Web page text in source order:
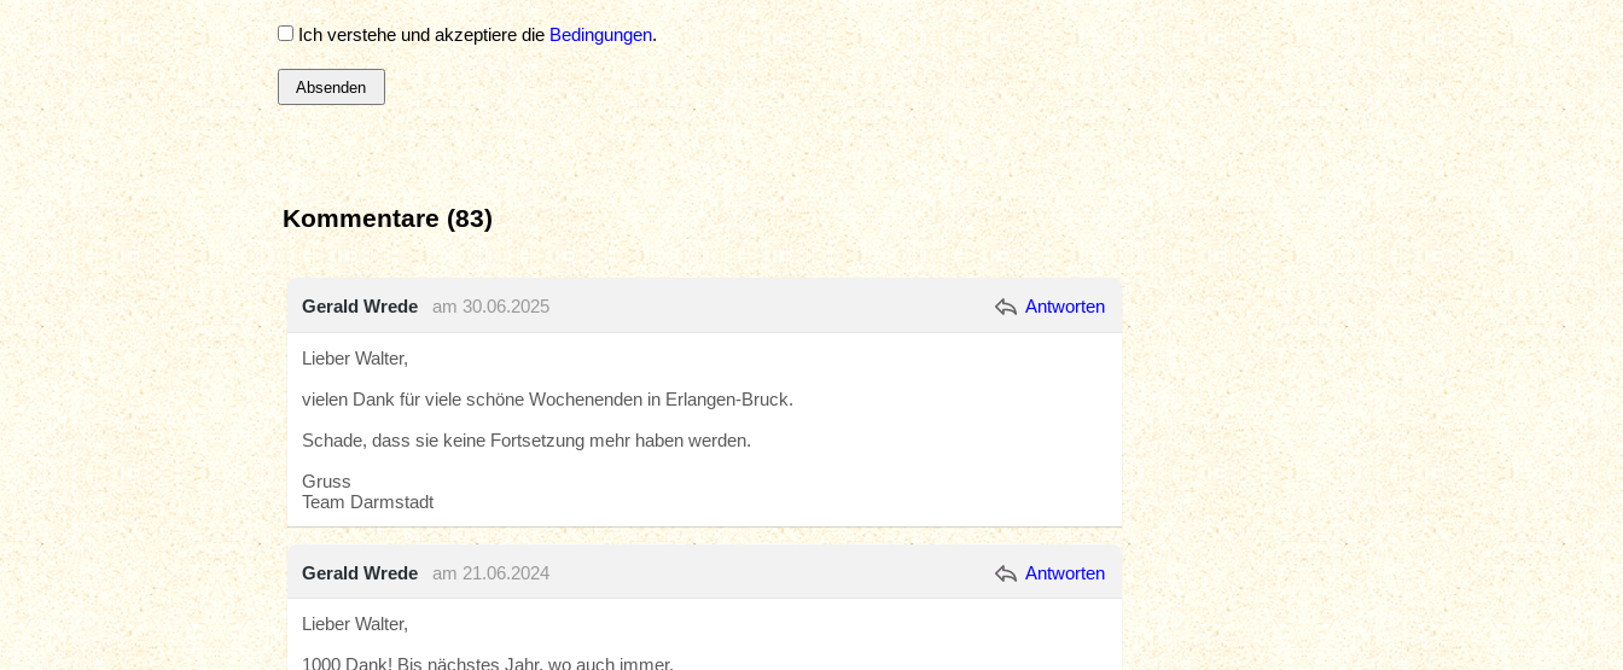
Ich verstehe und akzeptiere dieBedingungen.
Kommentare (83)
Gerald Wrede am 30.06.2025 Antworten
Lieber Walter,
vielen Dank für viele schöne Wochenenden in Erlangen-Bruck.
Schade, dass sie keine Fortsetzung mehr haben werden.
Gruss
Team Darmstadt
Gerald Wrede am 21.06.2024 Antworten
Lieber Walter,
1000 Dank! Bis nächstes Jahr, wo auch immer.